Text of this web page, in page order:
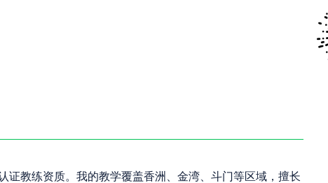
证教练资质。我的教学覆盖香洲、金湾、斗门等区域，擅长